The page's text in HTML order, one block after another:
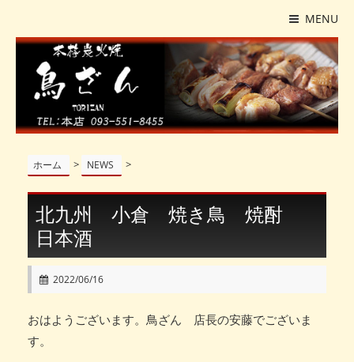
MENU
ホーム > NEWS >
北九州 小倉 焼き鳥 焼酎
日本酒
2022/06/16
おはようございます。鳥ざん 店長の安藤でございま
す。